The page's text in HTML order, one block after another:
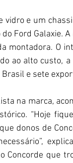
vidro e um
Ford Galaxie.
montadora. O
ao alto custo,
e sete
na marca,
“Hoje
donos de
Concorde que